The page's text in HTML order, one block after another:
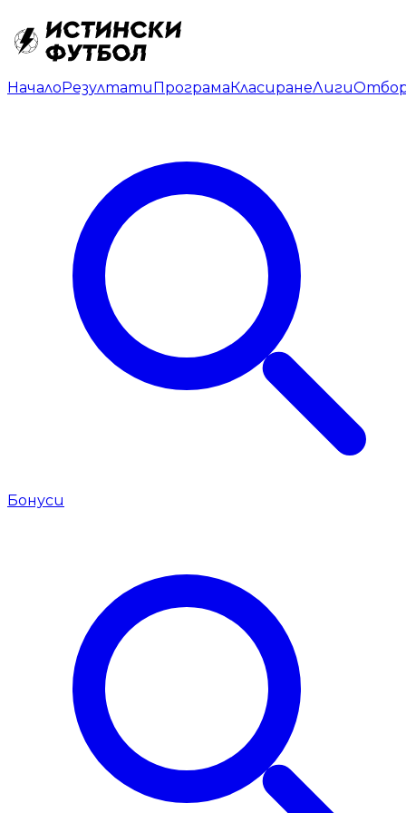
НачалоРезултатиПрограмаКласиранеЛиги
Бонуси